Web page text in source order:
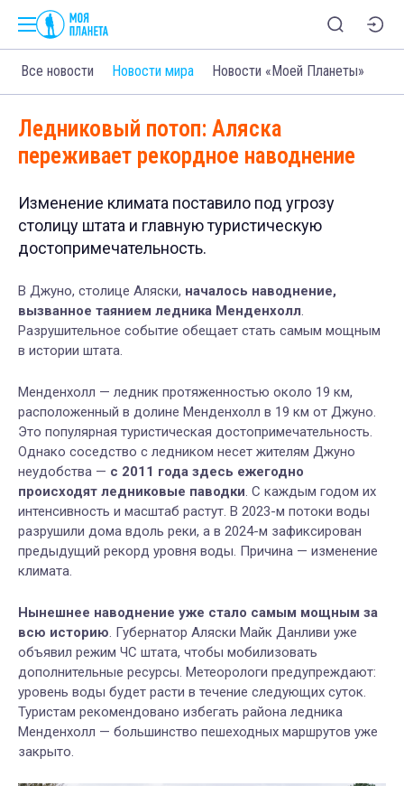
Все новости Новости мира Новости «Моей Планеты»
Ледниковый потоп: Аляска
переживает рекордное наводнение
Изменение климата поставило под угрозу
столицу штата и главную туристическую
достопримечательность.
В Джуно, столице Аляски, началось наводнение,
вызванное таянием ледника Менденхолл.
Разрушительное событие обещает стать самым мощным
в истории штата.
Менденхолл — ледник протяженностью около 19 км,
расположенный в долине Менденхолл в 19 км от Джуно.
Это популярная туристическая достопримечательность.
Однако соседство с ледником несет жителям Джуно
неудобства — с 2011 года здесь ежегодно
происходят ледниковые паводки. С каждым годом их
интенсивность и масштаб растут. В 2023-м потоки воды
разрушили дома вдоль реки, а в 2024-м зафиксирован
предыдущий рекорд уровня воды. Причина — изменение
климата.
Нынешнее наводнение уже стало самым мощным за
всю историю. Губернатор Аляски Майк Данливи уже
объявил режим ЧС штата, чтобы мобилизовать
дополнительные ресурсы. Метеорологи предупреждают:
уровень воды будет расти в течение следующих суток.
Туристам рекомендовано избегать района ледника
Менденхолл — большинство пешеходных маршрутов уже
закрыто.